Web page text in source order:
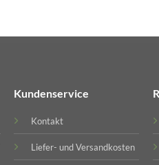
Kundenservice
Kontakt
Liefer- und Versandkosten